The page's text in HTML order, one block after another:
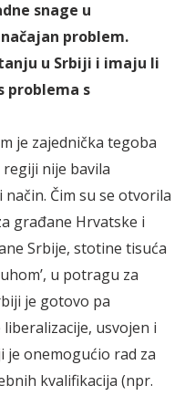
snage u
problem.
u Srbiji i imaju li
problema s
je zajednička tegoba
nije bavila
Čim su se otvorila
građane Hrvatske i
Srbije, stotine tisuća
u potragu za
je gotovo pa
usvojen i
onemogućio rad za
kvalifikacija (npr.